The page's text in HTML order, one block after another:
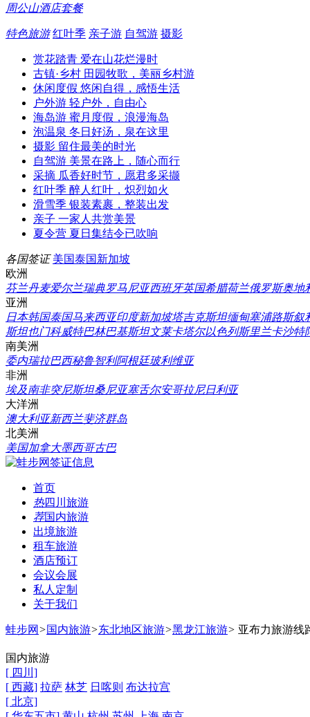
周公山酒店套餐
特色旅游 红叶季 亲子游 自驾游 摄影
赏花踏青 爱在山花烂漫时
古镇·乡村 田园牧歌，美丽乡村游
休闲度假 悠闲自得，感悟生活
户外游 轻户外，自由心
海岛游 蜜月度假，浪漫海岛
泡温泉 冬日好汤，泉在这里
摄影 留住最美的时光
自驾游 美景在路上，随心而行
采摘 瓜香好时节，愿君多采撷
红叶季 醉人红叶，炽烈如火
滑雪季 银装素裹，整装出发
亲子 一家人共赏美景
夏令营 夏日集结令已吹响
各国签证 美国泰国新加坡
欧洲
芬兰丹麦爱尔兰瑞典罗马尼亚西班牙英国希腊荷兰俄罗斯奥地
亚洲
日本韩国泰国马来西亚印度新加坡塔吉克斯坦缅甸塞浦路斯叙
斯坦也门科威特巴林巴基斯坦文莱卡塔尔以色列斯里兰卡沙特
南美洲
委内瑞拉巴西秘鲁智利阿根廷玻利维亚
非洲
埃及南非突尼斯坦桑尼亚塞舌尔安哥拉尼日利亚
大洋洲
澳大利亚新西兰斐济群岛
北美洲
美国加拿大墨西哥古巴
首页
热四川旅游
荐国内旅游
出境旅游
租车旅游
酒店预订
会议会展
私人定制
关于我们
蛙步网 >国内旅游>东北地区旅游>黑龙江旅游> 亚布力旅游线
国内旅游
[ 四川]
[ 西藏] 拉萨 林芝 日喀则 布达拉宫
[ 北京]